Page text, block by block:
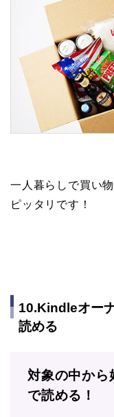
一人暮らしで買い
ピッタリです！
10.Kindleオー
読める
対象の中か
で読める！